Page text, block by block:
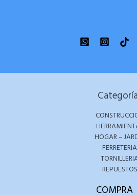
HOGAR –
FERRETERIA
REPUESTOS
COMPRA